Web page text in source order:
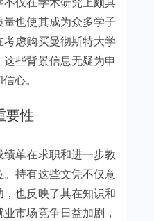
也使其成为众多学子
虑购买曼彻斯特大学
些背景信息无疑为申
心。
要性
单在求职和进一步教
持有这些文凭不仅意
也反映了其在知识和
市场竞争日益加剧，